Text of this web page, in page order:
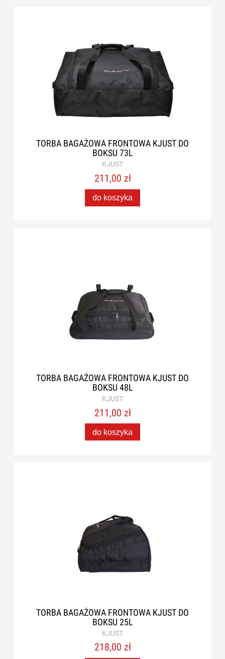
TORBA BAGAŻOWA FRONTOWA KJUST DO
BOKSU 73L
KJUST
211,00 zł
do koszyka
TORBA BAGAŻOWA FRONTOWA KJUST DO
BOKSU 48L
KJUST
211,00 zł
do koszyka
TORBA BAGAŻOWA FRONTOWA KJUST DO
BOKSU 25L
KJUST
218,00 zł